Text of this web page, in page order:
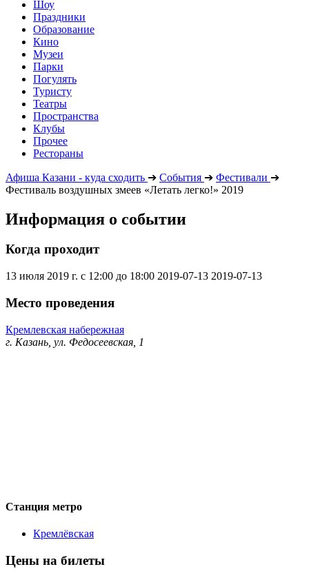
Шоу
Праздники
Образование
Кино
Музеи
Парки
Погулять
Туристу
Театры
Пространства
Клубы
Прочее
Рестораны
Афиша Казани - куда сходить ➔ События ➔ Фестивали ➔
Фестиваль воздушных змеев «Летать легко!» 2019
Информация о событии
Когда проходит
13 июля 2019 г. с 12:00 до 18:00 2019-07-13 2019-07-13
Место проведения
Кремлевская набережная
г. Казань, ул. Федосеевская, 1
Станция метро
Кремлёвская
Цены на билеты